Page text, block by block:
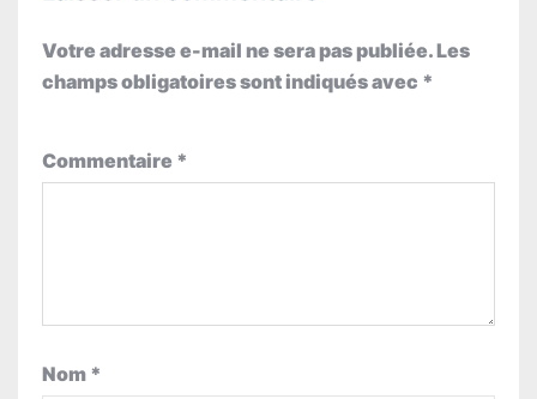
Votre adresse e-mail ne sera pas publiée.Les
champs obligatoires sont indiqués avec *
Commentaire *
Nom *